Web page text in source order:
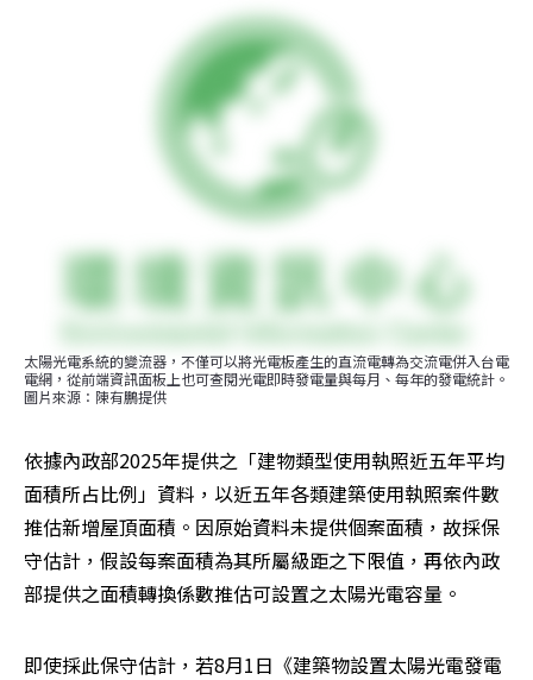
太陽光電系統的變流器，不僅可以將光電板產生的直流電轉為交流電併入台電
電網，從前端資訊面板上也可查閱光電即時發電量與每月、每年的發電統計。
圖片來源：陳有鵬提供
依據內政部2025年提供之「建物類型使用執照近五年平均
面積所占比例」資料，以近五年各類建築使用執照案件數
推估新增屋頂面積。因原始資料未提供個案面積，故採保
守估計，假設每案面積為其所屬級距之下限值，再依內政
部提供之面積轉換係數推估可設置之太陽光電容量。
即使採此保守估計，若8月1日《建築物設置太陽光電發電